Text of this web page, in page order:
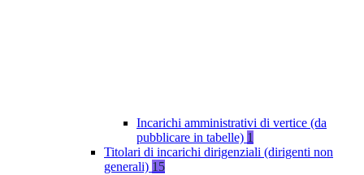
Incarichi amministrativi di vertice (da
pubblicare in tabelle) 1
Titolari di incarichi dirigenziali (dirigenti non
generali) 15